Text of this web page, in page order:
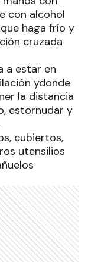
con alcohol
haga frío y
cruzada
a estar en
ydonde
la distancia
estornudar y
cubiertos,
utensilios